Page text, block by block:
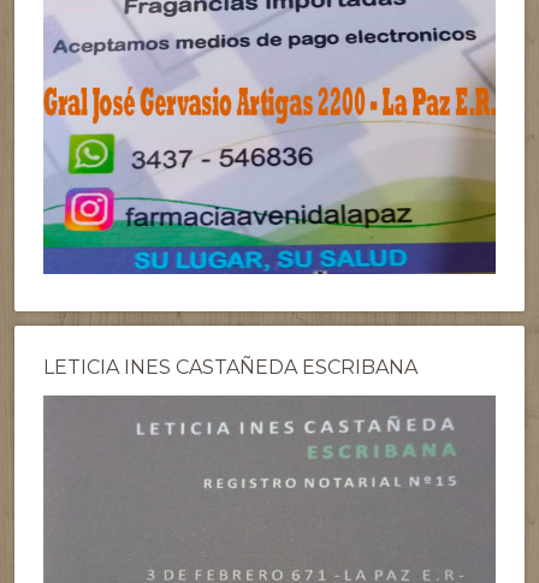
LETICIA INES CASTAÑEDA ESCRIBANA